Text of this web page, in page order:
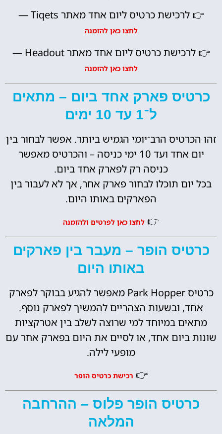
👉 לרכישת כרטיס ליום אחד מאתר Tiqets —
לחצו כאן להזמנה
👉 לרכישת כרטיס ליום אחד מאתר Headout —
לחצו כאן להזמנה
כרטיס פארק אחד ביום – מתאים
ל־1 עד 10 ימים
זהו הכרטיס הרב־יומי הגמיש ביותר. אפשר לבחור בין
יום אחד ועד 10 ימי כניסה – והכרטיס מאפשר
כניסה רק לפארק אחד ביום.
בכל יום תוכלו לבחור פארק אחר, אך לא לעבור בין
הפארקים באותו היום.
👉 לחצו כאן לפרטים ולהזמנה
כרטיס הופר – מעבר בין פארקים
באותו היום
כרטיס Park Hopper מאפשר להגיע בבוקר לפארק
אחד, ובשעות הצהריים להמשיך לפארק נוסף.
מתאים במיוחד למי שרוצה לשלב בין אטרקציות
שונות ביום אחד, או לסיים את היום בפארק אחר עם
מופעי לילה.
👉 רכישת כרטיס הופר
כרטיס הופר פלוס – ההרחבה
המלאה